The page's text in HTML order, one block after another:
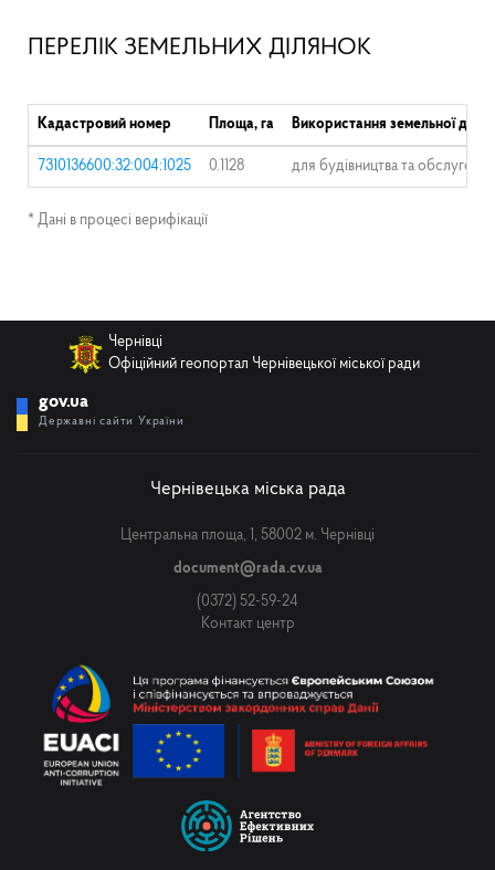
ПЕРЕЛІК ЗЕМЕЛЬНИХ ДІЛЯНОК
Кадастровий номер Площа, га Використання земельної
7310136600:32:004:1025 0.1128 для будівництва та
* Дані в процесі верифікації
Чернівці
Офіційний геопортал Чернівецької міської ради
gov.ua
Державні сайти України
Чернівецька міська рада
Центральна площа, 1, 58002 м. Чернівці
document@rada.cv.ua
(0372) 52-59-24
Контакт центр